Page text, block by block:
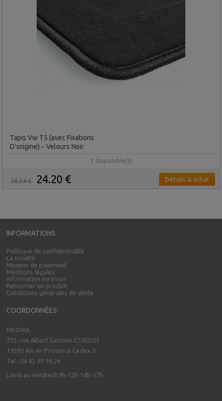
Tapis Vw T5 (avec Fixations
D'origine) – Velours Noir
2 disponible(s)
38.34 € 24.20 € Détails & achat
INFORMATIONS
Politique de confidentialité
La société
Moyens de paiement
Mentions légales
Information livraison
Retourner un produit
Conditions générales de vente
COORDONNÉES
MEOVIA
715, rue Albert Einstein CS90501
13593 Aix en Provence Cedex 3
Tel : 04 42 39 16 26
Lundi au vendredi 9h-12h 14h-17h